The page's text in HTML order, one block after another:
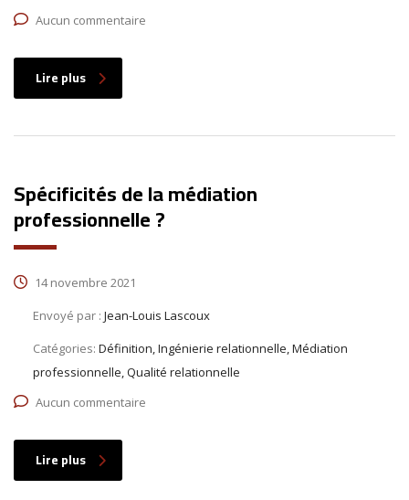
Aucun commentaire
Lire plus
Spécificités de la médiation
professionnelle ?
14 novembre 2021
Envoyé par : Jean-Louis Lascoux
Catégories: Définition, Ingénierie relationnelle, Médiation
professionnelle, Qualité relationnelle
Aucun commentaire
Lire plus